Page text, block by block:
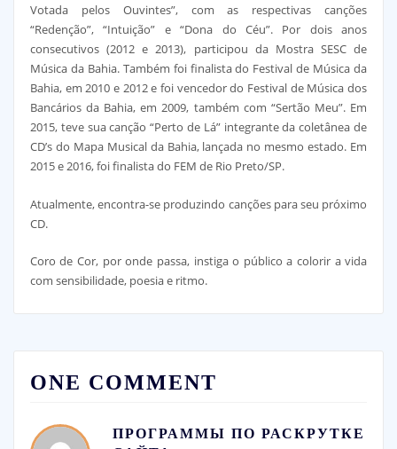
Votada pelos Ouvintes”, com as respectivas canções
“Redenção”, “Intuição” e “Dona do Céu”. Por dois anos
consecutivos (2012 e 2013), participou da Mostra SESC de
Música da Bahia. Também foi finalista do Festival de Música da
Bahia, em 2010 e 2012 e foi vencedor do Festival de Música dos
Bancários da Bahia, em 2009, também com “Sertão Meu”. Em
2015, teve sua canção “Perto de Lá” integrante da coletânea de
CD’s do Mapa Musical da Bahia, lançada no mesmo estado. Em
2015 e 2016, foi finalista do FEM de Rio Preto/SP.
Atualmente, encontra-se produzindo canções para seu próximo
CD.
Coro de Cor, por onde passa, instiga o público a colorir a vida
com sensibilidade, poesia e ritmo.
ONE COMMENT
ПРОГРАММЫ ПО РАСКРУТКЕ